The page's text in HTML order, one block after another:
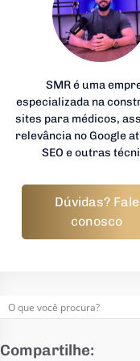
SMR é uma
especializada na
sites para médicos,
relevância no Google
SEO e outras
Dúvidas? Fale
conosco
Compartilhe: